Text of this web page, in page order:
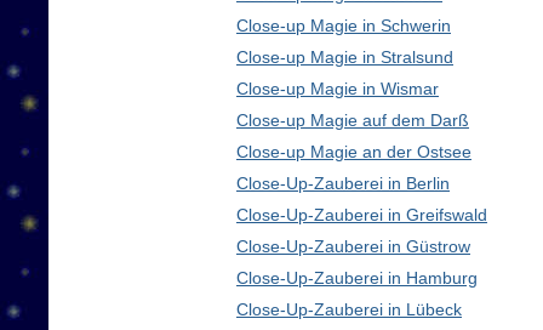
Close-up Magie in Schwerin
Close-up Magie in Stralsund
Close-up Magie in Wismar
Close-up Magie auf dem Darß
Close-up Magie an der Ostsee
Close-Up-Zauberei in Berlin
Close-Up-Zauberei in Greifswald
Close-Up-Zauberei in Güstrow
Close-Up-Zauberei in Hamburg
Close-Up-Zauberei in Lübeck